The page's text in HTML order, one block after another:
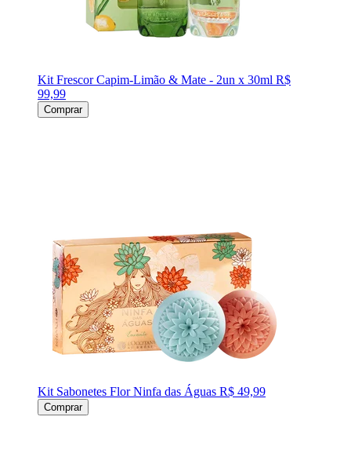
Kit Frescor Capim-Limão & Mate - 2un x 30ml R$
99,99
Comprar
Kit Sabonetes Flor Ninfa das Águas R$ 49,99
Comprar